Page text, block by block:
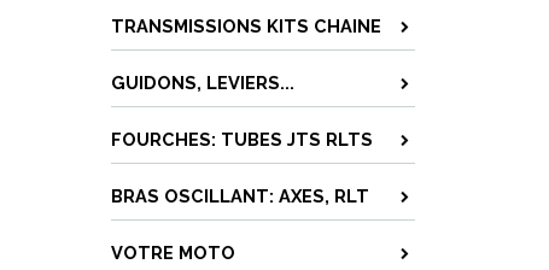
TRANSMISSIONS KITS CHAINE
GUIDONS, LEVIERS...
FOURCHES: TUBES JTS RLTS
BRAS OSCILLANT: AXES, RLT
VOTRE MOTO